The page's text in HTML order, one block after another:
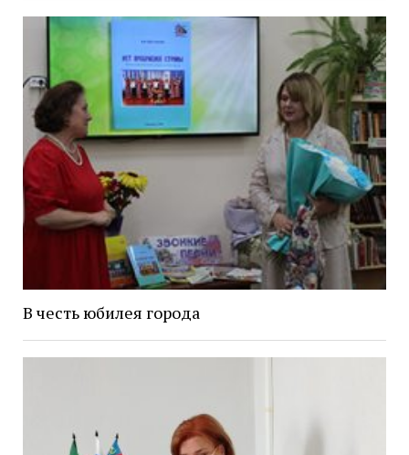
В честь юбилея города